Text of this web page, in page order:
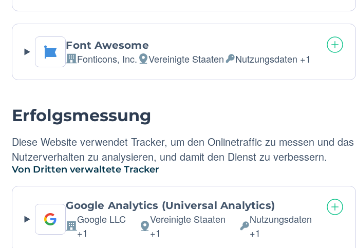
Font Awesome
Firma:Fonticons, Inc.Verarbeitungsort:
Vereinigte StaatenVerarbeitete
personenbezogene
Nutzungsdaten +1
Erfolgsmessung
Diese Website verwendet Tracker, um den Onlinetraffic zu messen und das
Nutzerverhalten zu analysieren, und damit den Dienst zu verbessern.
Von Dritten verwaltete Tracker
Google Analytics (Universal Analytics)
Firma:
Google LLC
+1
Verarbeitungsort:
Vereinigte Staaten
+1
Verarbeitete
Nutzungsdaten
+1